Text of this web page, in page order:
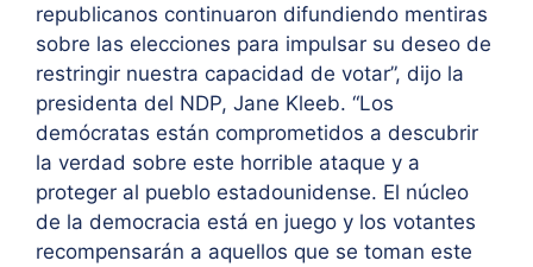
republicanos continuaron difundiendo mentiras
sobre las elecciones para impulsar su deseo de
restringir nuestra capacidad de votar”, dijo la
presidenta del NDP, Jane Kleeb. “Los
demócratas están comprometidos a descubrir
la verdad sobre este horrible ataque y a
proteger al pueblo estadounidense. El núcleo
de la democracia está en juego y los votantes
recompensarán a aquellos que se toman este